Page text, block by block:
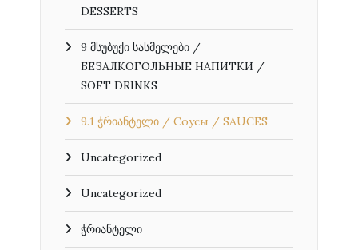
DESSERTS
9 მსუბუქი სასმელები /
БЕЗАЛКОГОЛЬНЫЕ НАПИТКИ /
SOFT DRINKS
9.1 ჭრიანტელი / Соусы / SAUCES
Uncategorized
Uncategorized
ჭრიანტელი